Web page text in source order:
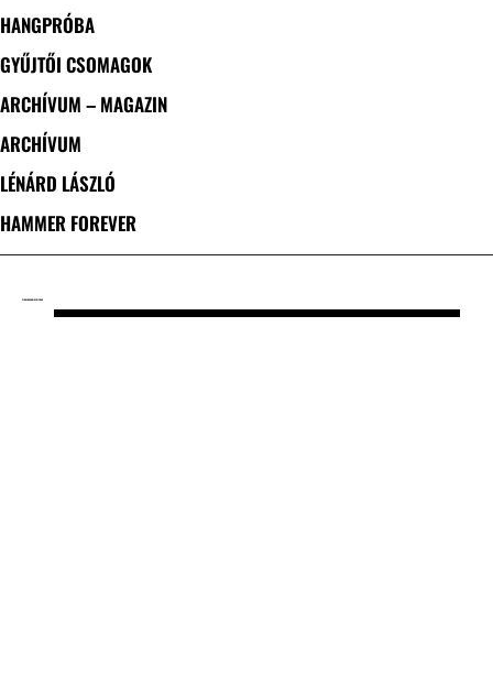
HANGPRÓBA
GYŰJTŐI CSOMAGOK
ARCHÍVUM – MAGAZIN
ARCHÍVUM
LÉNÁRD LÁSZLÓ
HAMMER FOREVER